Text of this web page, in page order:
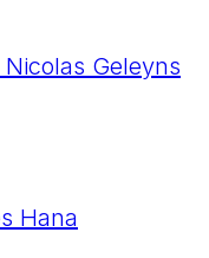
Nicolas Geleyns
Hana